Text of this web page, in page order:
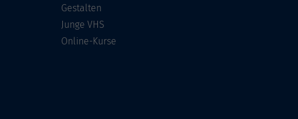
Gestalten
Junge VHS
Online-Kurse